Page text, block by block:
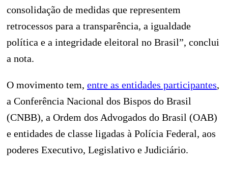
consolidação de medidas que representem
retrocessos para a transparência, a igualdade
política e a integridade eleitoral no Brasil”, conclui
a nota.
O movimento tem, entre as entidades participantes,
a Conferência Nacional dos Bispos do Brasil
(CNBB), a Ordem dos Advogados do Brasil (OAB)
e entidades de classe ligadas à Polícia Federal, aos
poderes Executivo, Legislativo e Judiciário.